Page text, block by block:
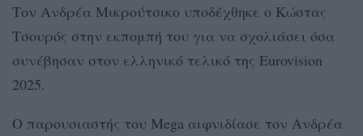
Τον Ανδρέα Μικρούτσικο υποδέχθηκε ο Κώστας
Τσουρός στην εκπομπή του για να σχολιάσει όσα
συνέβησαν στον ελληνικό τελικό της Eurovision
2025.
Ο παρουσιαστής του Mega αιφνιδίασε τον Ανδρέα